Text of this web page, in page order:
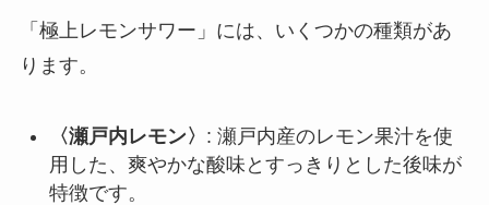
「極上レモンサワー」には、いくつかの種類があ
ります。
〈瀬戸内レモン〉 : 瀬戸内産のレモン果汁を使
用した、爽やかな酸味とすっきりとした後味が
特徴です。